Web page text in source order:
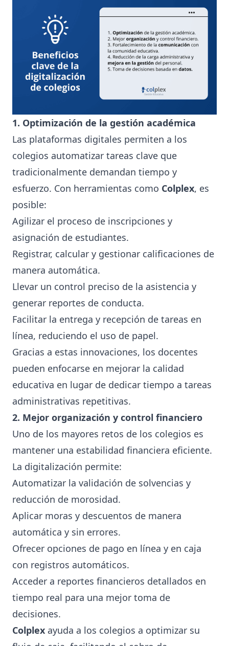
1. Optimización de la gestión académica
Las plataformas digitales permiten a los
colegios automatizar tareas clave que
tradicionalmente demandan tiempo y
esfuerzo. Con herramientas como Colplex, es
posible:
Agilizar el proceso de inscripciones y
asignación de estudiantes.
Registrar, calcular y gestionar calificaciones de
manera automática.
Llevar un control preciso de la asistencia y
generar reportes de conducta.
Facilitar la entrega y recepción de tareas en
línea, reduciendo el uso de papel.
Gracias a estas innovaciones, los docentes
pueden enfocarse en mejorar la calidad
educativa en lugar de dedicar tiempo a tareas
administrativas repetitivas.
2. Mejor organización y control financiero
Uno de los mayores retos de los colegios es
mantener una estabilidad financiera eficiente.
La digitalización permite:
Automatizar la validación de solvencias y
reducción de morosidad.
Aplicar moras y descuentos de manera
automática y sin errores.
Ofrecer opciones de pago en línea y en caja
con registros automáticos.
Acceder a reportes financieros detallados en
tiempo real para una mejor toma de
decisiones.
Colplex ayuda a los colegios a optimizar su